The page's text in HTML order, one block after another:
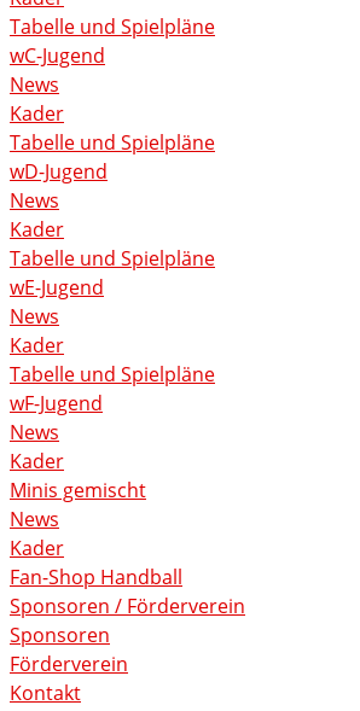
Tabelle und Spielpläne
wC-Jugend
News
Kader
Tabelle und Spielpläne
wD-Jugend
News
Kader
Tabelle und Spielpläne
wE-Jugend
News
Kader
Tabelle und Spielpläne
wF-Jugend
News
Kader
Minis gemischt
News
Kader
Fan-Shop Handball
Sponsoren / Förderverein
Sponsoren
Förderverein
Kontakt